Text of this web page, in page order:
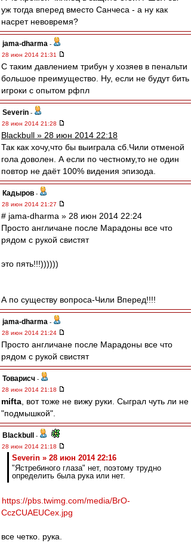
уж тогда вперед вместо Санчеса - а ну как
насрет невовремя?
jama-dharma -
28 июн 2014 21:31
С таким давлением трибун у хозяев в пенальти
большое преимущество. Ну, если не будут бить
игроки с опытом рфпл
Severin -
28 июн 2014 21:28
Blackbull » 28 июн 2014 22:18
Так как хочу,что бы выиграла сб.Чили отменой
гола доволен. А если по честному,то не один
повтор не даёт 100% видения эпизода.
Кадыров -
28 июн 2014 21:27
# jama-dharma » 28 июн 2014 22:24
Просто англичане после Марадоны все что
рядом с рукой свистят
это пять!!!))))))
А по существу вопроса-Чили Вперед!!!!
jama-dharma -
28 июн 2014 21:24
Просто англичане после Марадоны все что
рядом с рукой свистят
Товарисч -
28 июн 2014 21:18
mifta , вот тоже не вижу руки. Сыграл чуть ли не
"подмышкой".
Blackbull
-
28 июн 2014 21:18
Severin » 28 июн 2014 22:16
"Ястребиного глаза" нет, поэтому трудно
определить была рука или нет.
https://pbs.twimg.com/media/BrO-
CczCUAEUCex.jpg
все четко. рука.